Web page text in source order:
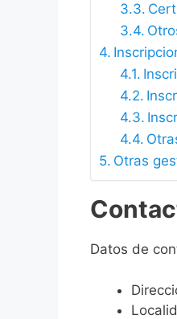
Otras
Datos de